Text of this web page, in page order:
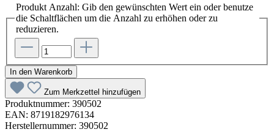
Produkt Anzahl: Gib den gewünschten Wert ein oder benutze
die Schaltflächen um die Anzahl zu erhöhen oder zu
reduzieren.
In den Warenkorb
Zum Merkzettel hinzufügen
Produktnummer: 390502
EAN: 8719182976134
Herstellernummer: 390502